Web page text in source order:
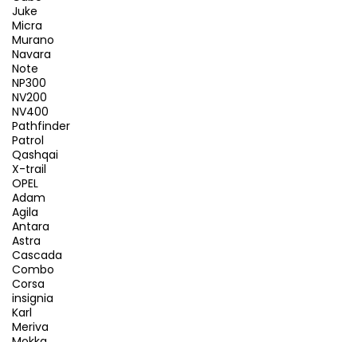
Juke
Micra
Murano
Navara
Note
NP300
NV200
NV400
Pathfinder
Patrol
Qashqai
X-trail
OPEL
Adam
Agila
Antara
Astra
Cascada
Combo
Corsa
insignia
Karl
Meriva